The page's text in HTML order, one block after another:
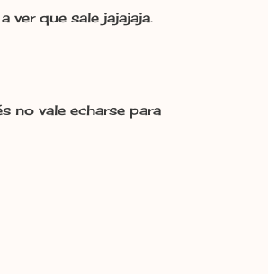
que sale jajajaja.
no vale echarse para